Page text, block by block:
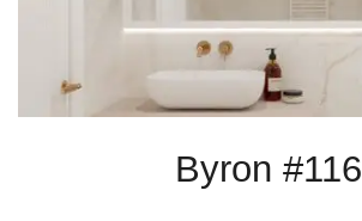
Byron #116